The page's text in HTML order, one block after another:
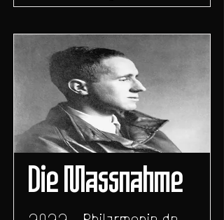
Die Massnahme